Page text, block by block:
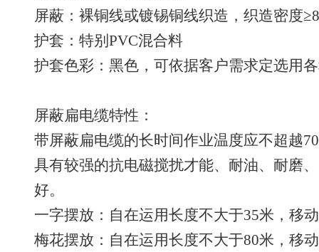
屏蔽：裸铜线或镀锡铜线织造，织造密度
护套：特别PVC混合料
护套色彩：黑色，可依据客户需求定选用
屏蔽扁电缆特性：
带屏蔽扁电缆的长时间作业温度应不超越
具有较强的抗电磁搅扰才能、耐油、耐磨
好。
一字摆放：自在运用长度不大于35米，移
梅花摆放：自在运用长度不大于80米，移